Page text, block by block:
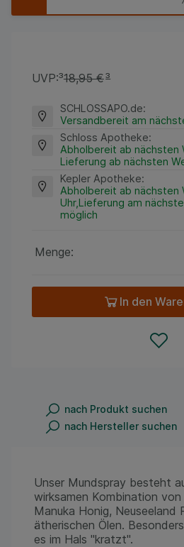
UVP:³18,95 €³
SCHLOSSAPO.de:
Versandbereit am
Schloss Apotheke:
Abholbereit ab nächsten
Lieferung ab nächsten
Kepler Apotheke:
Abholbereit ab nächsten
Uhr,Lieferung am
möglich
Menge:
In den
nach Produkt suchen
nach Hersteller suchen
Unser Mundspray besteht
wirksamen Kombination
Manuka Honig, Neuseeland
ätherischen Ölen.
es im Hals "kratzt".